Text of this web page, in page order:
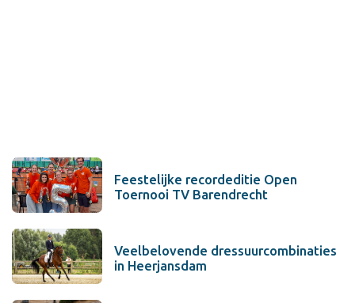
Feestelijke recordeditie Open
Toernooi TV Barendrecht
Veelbelovende dressuurcombinaties
in Heerjansdam